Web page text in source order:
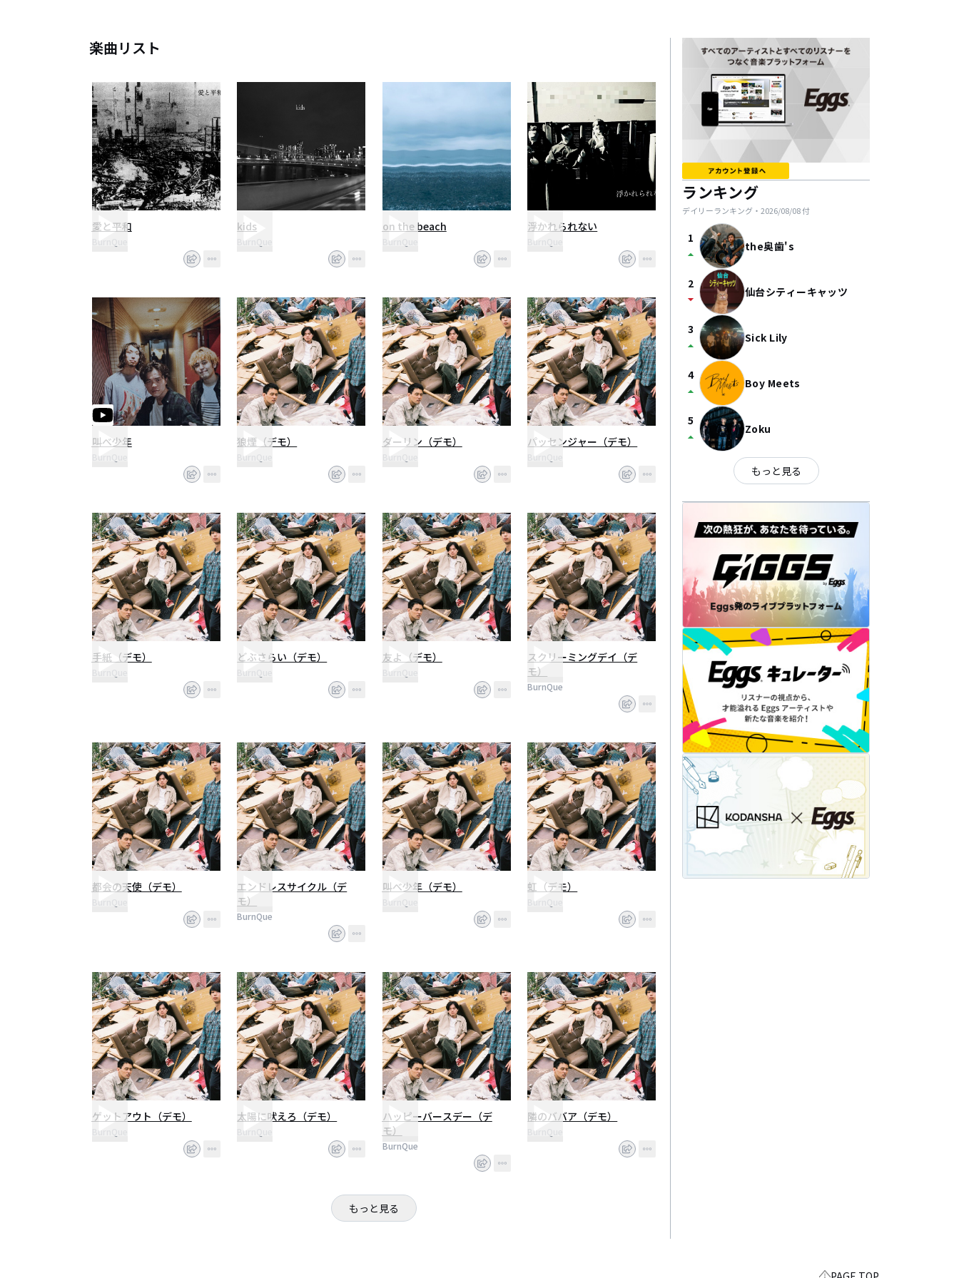
同日より上半期の火山盤シリーズからピックアップした曲を再録したミニアルバム「火山Burn」を発売
2019年12/25 2度目のワンマンライブ「十二月の火山〜謝謝火火〜」を下北沢basement barにて開催、大盛況で終了
同日より下半期の火山盤シリーズからピックアップした曲を再録したミニアルバム「火山Que」を発売
2021年2月24日 初のフルアルバム「激情」を発売
同時に初の全国流通作品となる
路上ライブを渋谷・新宿で定期的に開催中
楽曲リスト
愛と平和
BurnQue
kids
BurnQue
on the beach
BurnQue
浮かれられない
BurnQue
叫べ少年
BurnQue
狼煙（デモ）
BurnQue
ダーリン（デモ）
BurnQue
パッセンジャー（デモ）
BurnQue
手紙（デモ）
BurnQue
どぶさらい（デモ）
BurnQue
友よ（デモ）
BurnQue
スクリーミングデイ（デ
モ）
BurnQue
都会の天使（デモ）
BurnQue
エンドレスサイクル（デ
モ）
BurnQue
叫べ少年（デモ）
BurnQue
虹（デモ）
BurnQue
ゲットアウト（デモ）
BurnQue
太陽に吠えろ（デモ）
BurnQue
ハッピーバースデー（デ
モ）
BurnQue
隣のババア（デモ）
BurnQue
もっと見る
ランキング
デイリーランキング・ 2026/08/08付
1
arrow_drop_up the奥歯's
2
arrow_drop_down 仙台シティーキャッツ
3
arrow_drop_up Sick Lily
4
arrow_drop_up Boy Meets
5
arrow_drop_up Zoku
もっと見る